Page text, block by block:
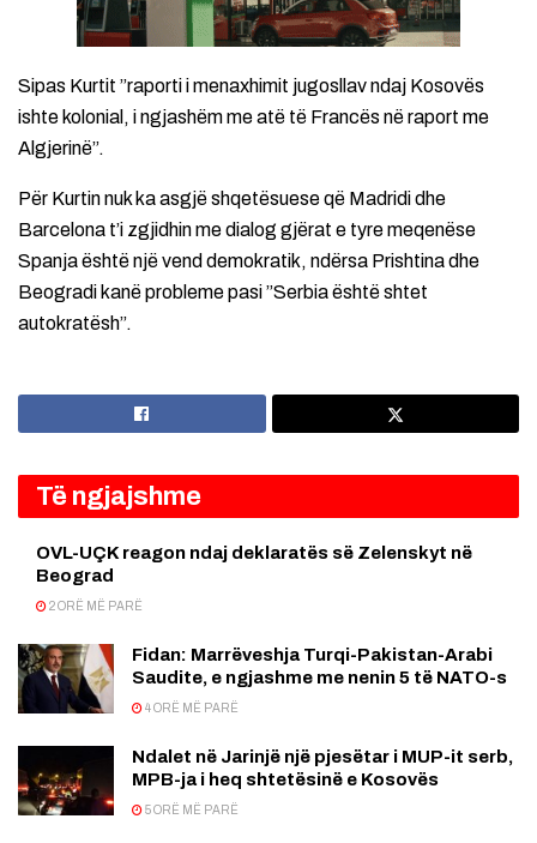
Sipas Kurtit ”raporti i menaxhimit jugosllav ndaj Kosovës
ishte kolonial, i ngjashëm me atë të Francës në raport me
Algjerinë”.
Për Kurtin nuk ka asgjë shqetësuese që Madridi dhe
Barcelona t’i zgjidhin me dialog gjërat e tyre meqenëse
Spanja është një vend demokratik, ndërsa Prishtina dhe
Beogradi kanë probleme pasi ”Serbia është shtet
autokratësh”.
Të ngjajshme
OVL-UÇK reagon ndaj deklaratës së Zelenskyt në
Beograd
2 ORË MË PARË
Fidan: Marrëveshja Turqi-Pakistan-Arabi
Saudite, e ngjashme me nenin 5 të NATO-s
4 ORË MË PARË
Ndalet në Jarinjë një pjesëtar i MUP-it serb,
MPB-ja i heq shtetësinë e Kosovës
5 ORË MË PARË